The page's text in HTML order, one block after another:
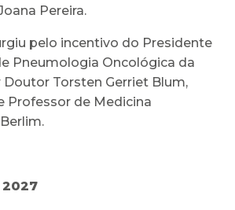
Pereira.
pelo incentivo do Presidente
Pneumologia Oncológica da
Doutor Torsten Gerriet Blum,
Professor de Medicina